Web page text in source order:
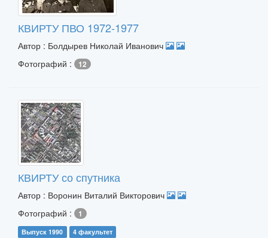
КВИРТУ ПВО 1972-1977
Автор : Болдырев Николай Иванович
Фотографий :
12
КВИРТУ со спутника
Автор : Воронин Виталий Викторович
Фотографий :
1
Выпуск 1990 4 факультет